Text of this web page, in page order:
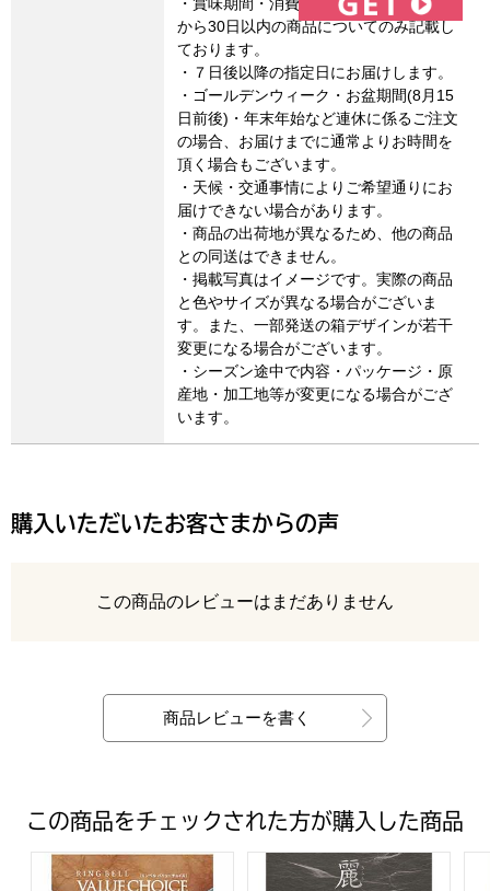
から30日以内の商品についてのみ記載し
ております。
・７日後以降の指定日にお届けします。
・ゴールデンウィーク・お盆期間(8月15
日前後)・年末年始など連休に係るご注文
の場合、お届けまでに通常よりお時間を
頂く場合もございます。
・天候・交通事情によりご希望通りにお
届けできない場合があります。
・商品の出荷地が異なるため、他の商品
との同送はできません。
・掲載写真はイメージです。実際の商品
と色やサイズが異なる場合がございま
す。また、一部発送の箱デザインが若干
変更になる場合がございます。
・シーズン途中で内容・パッケージ・原
産地・加工地等が変更になる場合がござ
います。
購入いただいたお客さまからの声
レビュー
この商品のレビューはまだありません
商品レビューを書く
この商品をチェックされた方が購入した商品
バリューチョイス 新玉(あらたま)【カタログギフト】【年
プレゼンテージ麗 露芝(つゆ